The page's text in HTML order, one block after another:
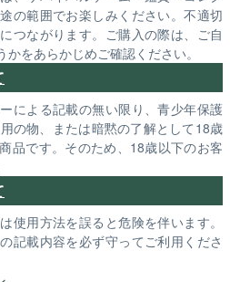
の範囲でお楽しみください。不適切
つながります。ご購入の際は、ご自
をあらかじめご確認ください。
による記載の無い限り、青少年保護
の物、または暗黙の了解として18歳
品です。そのため、18歳以下のお客
使用方法を誤ると危険を伴います。
記載内容を必ず守ってご利用くださ